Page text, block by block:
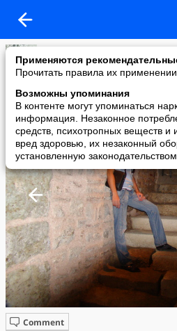
Применяются
Прочитать правила их
Возможны упоминания
В контенте могут упоминаться
информация. Незаконное
средств, психотропных веществ и
вред здоровью, их незаконный
установленную
vov
added a photo
17 Aug в 09:12
Comment